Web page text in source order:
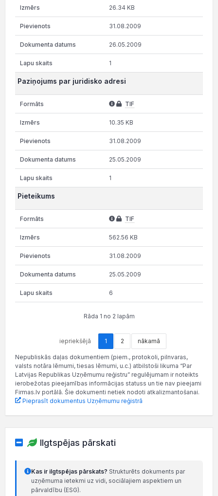
26.34 KB
31.08.2009
26.05.2009
1
Paziņojums par juridisko adresi
TIF
10.35 KB
31.08.2009
25.05.2009
1
Pieteikums
TIF
562.56 KB
31.08.2009
25.05.2009
6
Rāda 1 no 2 lapām
iepriekšējā 1 2 nākamā
Nepubliskās daļas dokumentiem (piem., protokoli, pilnvaras,
valsts notāra lēmumi, tiesas lēmumi, u.c.) atbilstoši likuma “Par
Latvijas Republikas Uzņēmumu reģistru” regulējumam ir noteikts
ierobežotas pieejamības informācijas statuss un tie nav pieejami
Firmas.lv portālā. Šie dokumenti netiek nodoti atkalizmantošanai.
Pieprasīt dokumentus Uzņēmumu reģistrā
Ilgtspējas pārskati
Kas ir ilgtspējas pārskats? Strukturēts dokuments par
uzņēmuma ietekmi uz vidi, sociālajiem aspektiem un
pārvaldību (ESG).